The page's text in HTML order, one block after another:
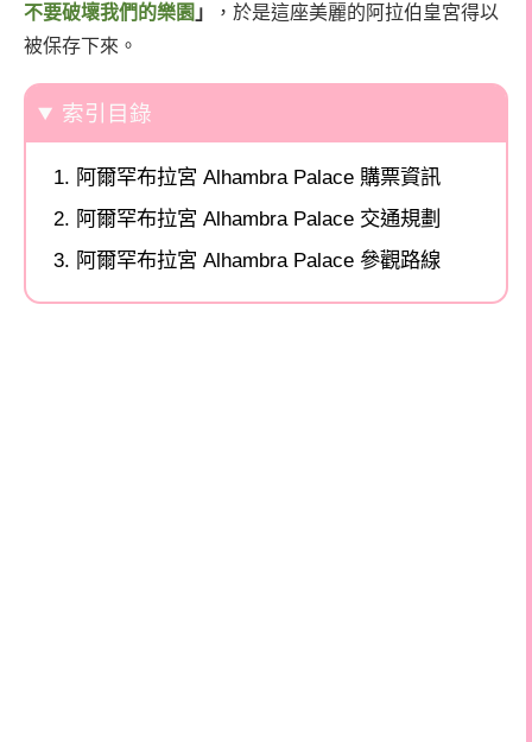
不要破壞我們的樂園 」
，於是這座美麗的阿拉伯皇宮得以
被保存下來。
索引目錄
阿爾罕布拉宮 Alhambra Palace 購票資訊
阿爾罕布拉宮 Alhambra Palace 交通規劃
阿爾罕布拉宮 Alhambra Palace 參觀路線